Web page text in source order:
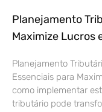
Planejamento
Maximize Lucros
Planejamento
Essenciais para
como implementar
tributário pode